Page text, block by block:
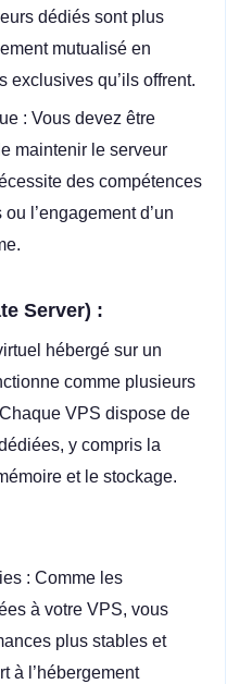
dédiés sont plus
mutualisé en
exclusives qu’ils offrent.
: Vous devez être
maintenir le serveur
des compétences
l’engagement d’un
Server) :
hébergé sur un
comme plusieurs
VPS dispose de
y compris la
et le stockage.
: Comme les
à votre VPS, vous
plus stables et
à l’hébergement